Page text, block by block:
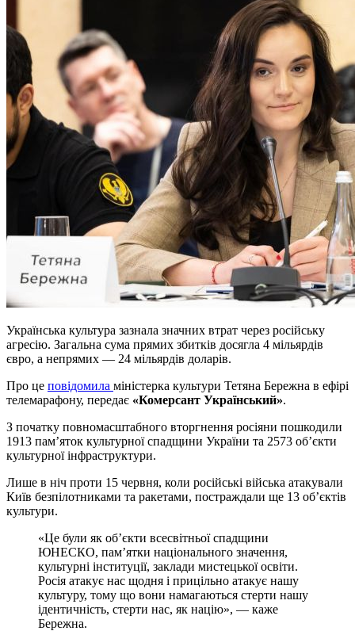
Українська культура зазнала значних втрат через російську
агресію. Загальна сума прямих збитків досягла 4 мільярдів
євро, а непрямих — 24 мільярдів доларів.
Про це повідомила міністерка культури Тетяна Бережна в ефірі
телемарафону, передає «Комерсант Український».
З початку повномасштабного вторгнення росіяни пошкодили
1913 пам’яток культурної спадщини України та 2573 об’єкти
культурної інфраструктури.
Лише в ніч проти 15 червня, коли російські війська атакували
Київ безпілотниками та ракетами, постраждали ще 13 об’єктів
культури.
«Це були як об’єкти всесвітньої спадщини
ЮНЕСКО, пам’ятки національного значення,
культурні інституції, заклади мистецької освіти.
Росія атакує нас щодня і прицільно атакує нашу
культуру, тому що вони намагаються стерти нашу
ідентичність, стерти нас, як націю», — каже
Бережна.